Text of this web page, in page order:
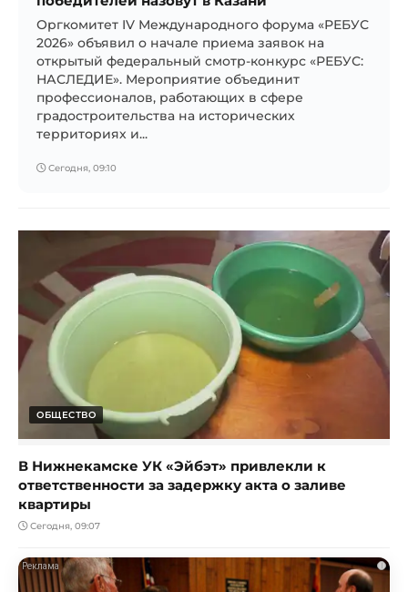
Оргкомитет IV Международного форума «РЕБУС
2026» объявил о начале приема заявок на
открытый федеральный смотр-конкурс «РЕБУС:
НАСЛЕДИЕ». Мероприятие объединит
профессионалов, работающих в сфере
градостроительства на исторических
территориях и...
Сегодня, 09:10
ОБЩЕСТВО
В Нижнекамске УК «Эйбэт» привлекли к
ответственности за задержку акта о заливе
квартиры
Сегодня, 09:07
i